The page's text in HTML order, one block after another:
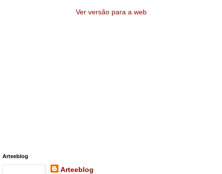
Ver versão para a web
Arteeblog
Arteeblog